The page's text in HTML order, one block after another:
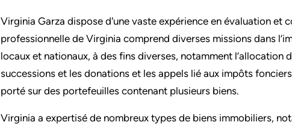
Virginia Garza dispose d'une vaste expérience en évaluation et
professionnelle de Virginia comprend diverses missions dans
locaux et nationaux, à des fins diverses, notamment l’allocation
successions et les donations et les appels lié aux impôts
porté sur des portefeuilles contenant plusieurs biens.
Virginia a expertisé de nombreux types de biens immobiliers,